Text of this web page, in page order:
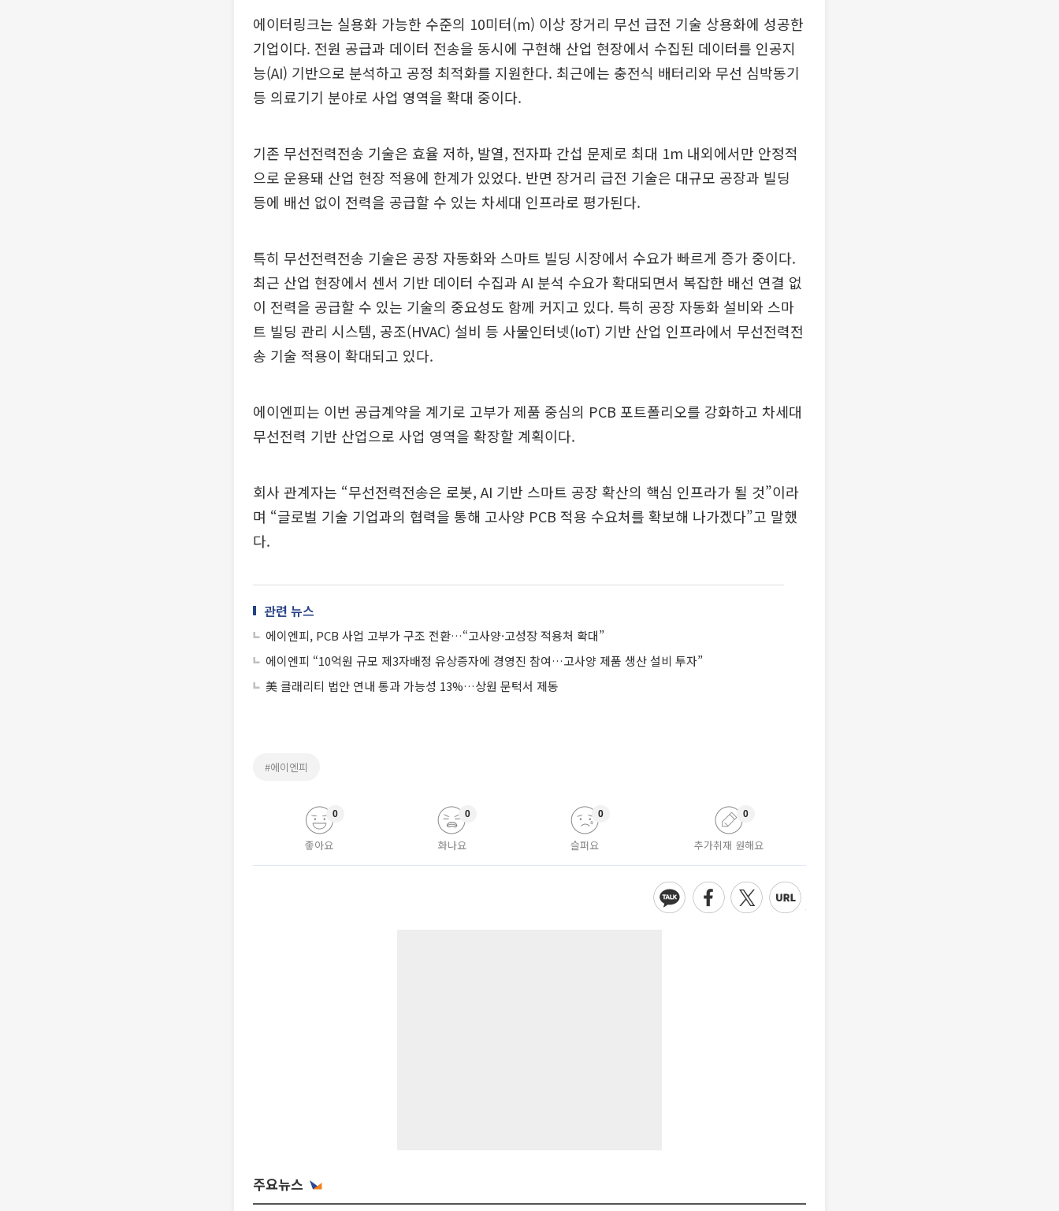
에이터링크는 실용화 가능한 수준의 10미터(m) 이상 장거리 무선 급전 기술 상용화에 성공한
기업이다. 전원 공급과 데이터 전송을 동시에 구현해 산업 현장에서 수집된 데이터를 인공지
능(AI) 기반으로 분석하고 공정 최적화를 지원한다. 최근에는 충전식 배터리와 무선 심박동기
등 의료기기 분야로 사업 영역을 확대 중이다.
기존 무선전력전송 기술은 효율 저하, 발열, 전자파 간섭 문제로 최대 1m 내외에서만 안정적
으로 운용돼 산업 현장 적용에 한계가 있었다. 반면 장거리 급전 기술은 대규모 공장과 빌딩
등에 배선 없이 전력을 공급할 수 있는 차세대 인프라로 평가된다.
특히 무선전력전송 기술은 공장 자동화와 스마트 빌딩 시장에서 수요가 빠르게 증가 중이다.
최근 산업 현장에서 센서 기반 데이터 수집과 AI 분석 수요가 확대되면서 복잡한 배선 연결 없
이 전력을 공급할 수 있는 기술의 중요성도 함께 커지고 있다. 특히 공장 자동화 설비와 스마
트 빌딩 관리 시스템, 공조(HVAC) 설비 등 사물인터넷(IoT) 기반 산업 인프라에서 무선전력전
송 기술 적용이 확대되고 있다.
에이엔피는 이번 공급계약을 계기로 고부가 제품 중심의 PCB 포트폴리오를 강화하고 차세대
무선전력 기반 산업으로 사업 영역을 확장할 계획이다.
회사 관계자는 “무선전력전송은 로봇, AI 기반 스마트 공장 확산의 핵심 인프라가 될 것”이라
며 “글로벌 기술 기업과의 협력을 통해 고사양 PCB 적용 수요처를 확보해 나가겠다”고 말했
다.
관련 뉴스
에이엔피, PCB 사업 고부가 구조 전환…“고사양·고성장 적용처 확대”
에이엔피 “10억원 규모 제3자배정 유상증자에 경영진 참여…고사양 제품 생산 설비 투자”
美 클래리티 법안 연내 통과 가능성 13%…상원 문턱서 제동
#에이엔피
좋아요
0
화나요
0
슬퍼요
0
추가취재 원해요
0
주요뉴스